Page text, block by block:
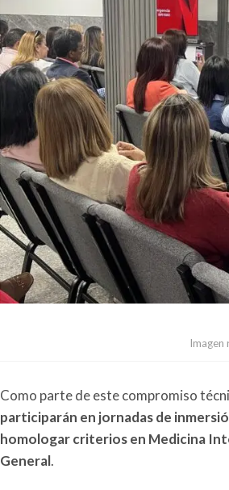
Como parte de este compromiso
participarán en jornadas de
homologar criterios en Medicina
General.